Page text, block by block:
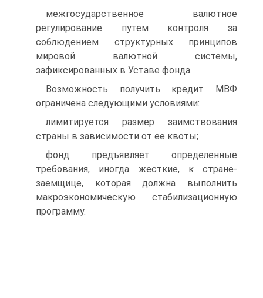
межгосударственное валютное
регулирование путем контроля за
соблюдением структурных принципов
мировой валютной системы,
зафиксированных в Уставе фонда.
Возможность получить кредит МВФ
ограничена следующими условиями:
лимитируется размер заимствования
страны в зависимости от ее квоты;
фонд предъявляет определенные
требования, иногда жесткие, к стране-
заемщице, которая должна выполнить
макроэкономическую стабилизационную
программу.